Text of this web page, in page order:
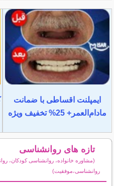
ایمپلنت اقساطی با ضمانت
مادام‌العمر+ 25% تخفیف ویژه
تازه های روانشناسی
(مشاوره خانواده، روانشناسی کودکان،
روانشناسی،موفقیت)